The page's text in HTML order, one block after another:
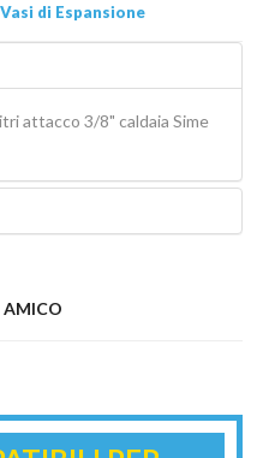
Vasi di Espansione
attacco 3/8" caldaia Sime
AMICO